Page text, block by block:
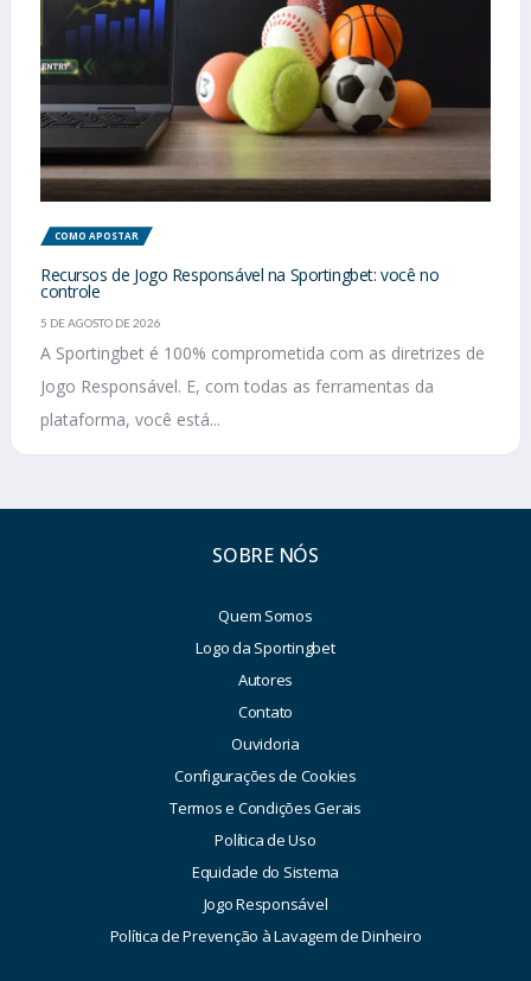
COMO APOSTAR
Recursos de Jogo Responsável na Sportingbet: você no
controle
5 DE AGOSTO DE 2026
A Sportingbet é 100% comprometida com as diretrizes de
Jogo Responsável. E, com todas as ferramentas da
plataforma, você está...
SOBRE NÓS
Quem Somos
Logo da Sportingbet
Autores
Contato
Ouvidoria
Configurações de Cookies
Termos e Condições Gerais
Política de Uso
Equidade do Sistema
Jogo Responsável
Política de Prevenção à Lavagem de Dinheiro